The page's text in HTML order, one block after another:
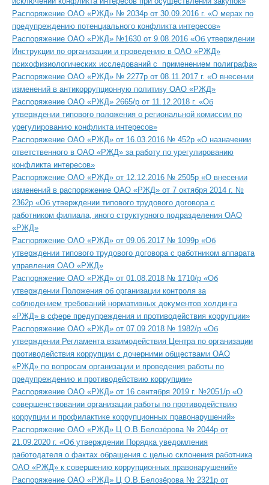
Распоряжение ОАО «РЖД» № 2034р от 30.09.2016 г. «О мерах по
предупреждению потенциального конфликта интересов»
Распоряжение ОАО «РЖД» №1630 от 9.08.2016 «Об утверждении
Инструкции по организации и проведению в ОАО «РЖД»
психофизиологических исследований с применением полиграфа»
Распоряжение ОАО «РЖД» № 2277р от 08.11.2017 г. «О внесении
изменений в антикоррупционную политику ОАО «РЖД»
Распоряжение ОАО «РЖД» 2665/р от 11.12.2018 г. «Об
утверждении типового положения о региональной комиссии по
урегулированию конфликта интересов»
Распоряжение ОАО «РЖД» от 16.03.2016 № 452р «О назначении
ответственного в ОАО «РЖД» за работу по урегулированию
конфликта интересов»
Распоряжение ОАО «РЖД» от 12.12.2016 № 2505р «О внесении
изменений в распоряжение ОАО «РЖД» от 7 октября 2014 г. №
2362р «Об утверждении типового трудового договора с
работником филиала, иного структурного подразделения ОАО
«РЖД»
Распоряжение ОАО «РЖД» от 09.06.2017 № 1099р «Об
утверждении типового трудового договора с работником аппарата
управления ОАО «РЖД»
Распоряжение ОАО «РЖД» от 01.08.2018 № 1710/р «Об
утверждении Положения об организации контроля за
соблюдением требований нормативных документов холдинга
«РЖД» в сфере предупреждения и противодействия коррупции»
Распоряжение ОАО «РЖД» от 07.09.2018 № 1982/р «Об
утверждении Регламента взаимодействия Центра по организации
противодействия коррупции с дочерними обществами ОАО
«РЖД» по вопросам организации и проведения работы по
предупреждению и противодействию коррупции»
Распоряжение ОАО «РЖД» от 16 сентября 2019 г. №2051/р «О
совершенствовании организации работы по противодействию
коррупции и профилактике коррупционных правонарушений»
Распоряжение ОАО «РЖД» Ц О.В.Белозёрова № 2044р от
21.09.2020 г. «Об утверждении Порядка уведомления
работодателя о фактах обращения с целью склонения работника
ОАО «РЖД» к совершению коррупционных правонарушений»
Распоряжение ОАО «РЖД» Ц О.В.Белозёрова № 2321р от